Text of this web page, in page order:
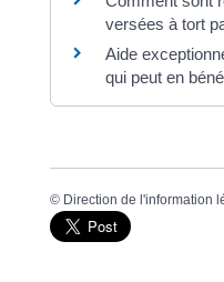
versées à tort
Aide
qui peut en
© Direction de l'information